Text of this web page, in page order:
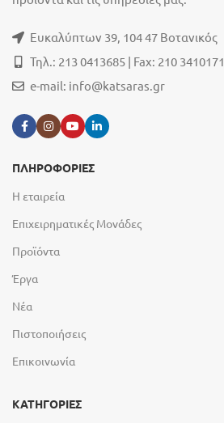
Ευκαλύπτων 39, 104 47 Βοτανικός
Τηλ.: 213 0413685 | Fax: 210 3410171
e-mail: info@katsaras.gr
ΠΛΗΡΟΦΟΡΙΕΣ
Η εταιρεία
Επιχειρηματικές Μονάδες
Προϊόντα
Έργα
Νέα
Πιστοποιήσεις
Επικοινωνία
ΚΑΤΗΓΟΡΙΕΣ